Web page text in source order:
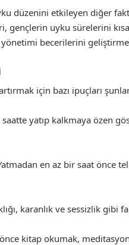
düzenini etkileyen diğer
gençlerin uyku sürelerini
becerilerini
için bazı ipuçları
yatıp kalkmaya özen
en az bir saat önce
karanlık ve sessizlik gibi
kitap okumak,